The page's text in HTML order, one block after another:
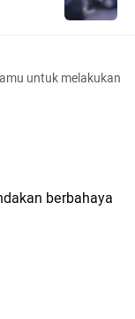
untuk melakukan
berbahaya